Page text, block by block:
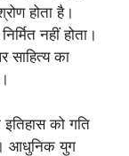
होता है।
नहीं होता।
का
को गति
आधुनिक युग